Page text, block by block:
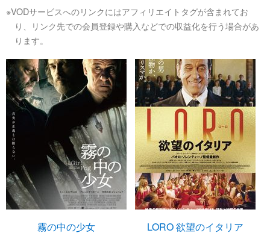
※VODサービスへのリンクにはアフィリエイトタグが含まれてお
り、リンク先での会員登録や購入などでの収益化を行う場合があ
ります。
霧の中の少女 LORO 欲望のイタリア